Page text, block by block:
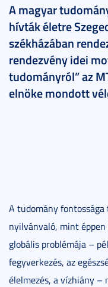
A magyar
hívták életre
székházában
rendezvény idei
tudományról” az
elnöke mondott
A tudomány
nyilvánvaló, mint éppen
globális problémája –
fegyverkezés, az
élelmezés, a vízhiány –